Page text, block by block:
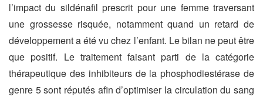
l’impact du sildénafil prescrit pour une femme traversant
une grossesse risquée, notamment quand un retard de
développement a été vu chez l’enfant. Le bilan ne peut être
que positif. Le traitement faisant parti de la catégorie
thérapeutique des inhibiteurs de la phosphodiestérase de
genre 5 sont réputés afin d’optimiser la circulation du sang